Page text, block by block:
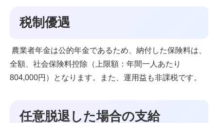
税制優遇
農業者年金は公的年金であるため、納付した保険料は、
全額、社会保険料控除（上限額：年間一人あたり
804,000円）となります。また、運用益も非課税です。
任意脱退した場合の支給